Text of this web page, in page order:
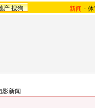
产 搜狗 新闻 -
影新闻